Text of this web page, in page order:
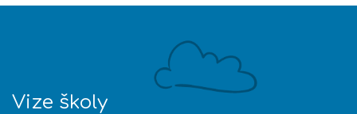
Vize školy